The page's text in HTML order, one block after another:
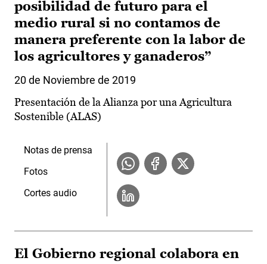
posibilidad de futuro para el
medio rural si no contamos de
manera preferente con la labor de
los agricultores y ganaderos”
20 de Noviembre de 2019
Presentación de la Alianza por una Agricultura
Sostenible (ALAS)
Notas de prensa
Fotos
Cortes audio
El Gobierno regional colabora en